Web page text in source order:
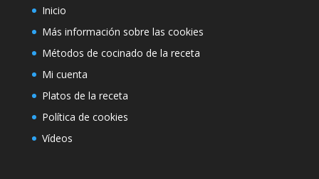
Inicio
Más información sobre las cookies
Métodos de cocinado de la receta
Mi cuenta
Platos de la receta
Política de cookies
Vídeos